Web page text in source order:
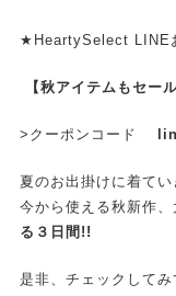
★HeartySelect LINE
【秋アイテムもセー
>クーポンコード
夏のお出掛けに着て
今から使える秋新作、
る３日間!!
是非、チェックして